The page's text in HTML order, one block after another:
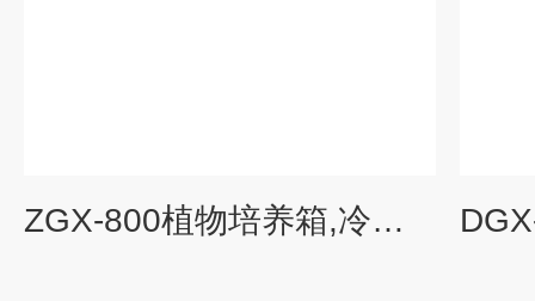
ZGX-800植物培养箱,冷光源植物培养箱